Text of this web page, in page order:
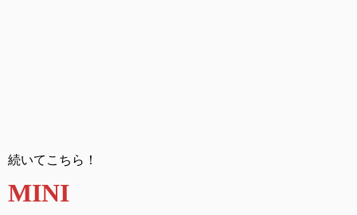
続いてこちら！
MINI